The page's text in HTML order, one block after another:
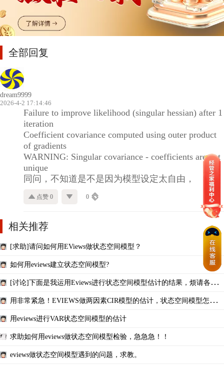
全部回复
dream9999
2026-4-2 17:14:46
Failure to improve likelihood (singular hessian) after 1
iteration
Coefficient covariance computed using outer product
of gradients
WARNING: Singular covariance - coefficients are not
unique
同问，不知道是不是因为模型设定太自由，
点赞 0 0
相关推荐
[求助]请问如何用EViews做状态空间模型？
如何用eviews建立状态空间模型?
[讨论]下面是我运用Eviews进行状态空间模型估计的结果，烦请各位
用非常紧急！EVIEWS做两因素CIR模型的估计，状态空间模型怎么写
用eviews进行VAR状态空间模型的估计
求助如何用eviews做状态空间模型检验，急急急！！
eviews做状态空间模型遇到的问题，求教。